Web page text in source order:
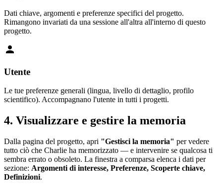
Dati chiave, argomenti e preferenze specifici del progetto.
Rimangono invariati da una sessione all'altra all'interno di questo
progetto.
person
Utente
Le tue preferenze generali (lingua, livello di dettaglio, profilo
scientifico). Accompagnano l'utente in tutti i progetti.
4. Visualizzare e gestire la memoria
Dalla pagina del progetto, apri "Gestisci la memoria" per vedere
tutto ciò che Charlie ha memorizzato — e intervenire se qualcosa ti
sembra errato o obsoleto. La finestra a comparsa elenca i dati per
sezione: Argomenti di interesse, Preferenze, Scoperte chiave,
Definizioni.